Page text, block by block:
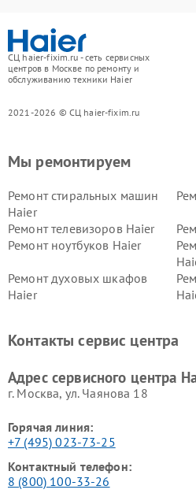
СЦ haier-fixim.ru - сеть сервисных
центров в Москве по ремонту и
обслуживанию техники Haier
2021-2026 © СЦ haier-fixim.ru
Мы ремонтируем
Ремонт стиральных машин
Haier
Ремонт телевизоров Haier
Ремонт ноутбуков Haier
Ремонт духовых шкафов
Haier
Ремонт роботов-пылесосов
Контакты сервис центра
Адрес сервисного центра
г. Москва, ул. Чаянова 18
Горячая линия:
+7 (495) 023-73-25
Контактный телефон:
8 (800) 100-33-26